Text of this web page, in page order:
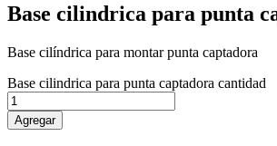
Base cilindrica para punta
Base cilíndrica para montar punta captadora
Base cilindrica para punta captadora cantidad
Agregar